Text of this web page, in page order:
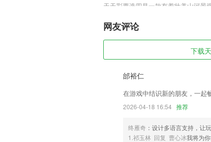
天天彩票选四是一款有着壮美山河景
中感受最为有趣的剧情体验。
天天彩票选四软件特色
1,用字幕说视频制作,手机就能把你的
2,离线工作
4,学车视频：专业制作、高清视频，
6,每天完成学习计划可打卡，养成良
网友评论
下载
邰裕仁
在游戏中结识新的朋友，一起
2026-04-18 16:54 推荐
终雁奇 ：设计多语言支持，让
1.祁玉林 回复 曹心冰我将为